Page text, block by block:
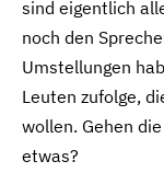
sind eigentlich
noch den
Umstellungen
Leuten zufolge,
wollen. Gehen
etwas?